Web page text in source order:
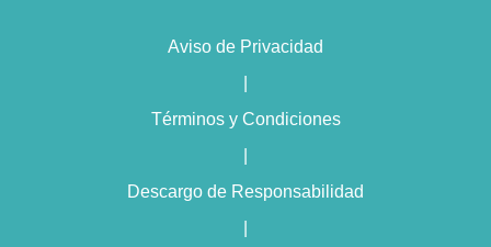
Psiquiatra con terapia cognitivo conductual en CDMX
Psiquiatra especialista en insomnio en CDMX
Psiquiatra experto en trastornos de personalidad en CDMX
Psiquiatra para trastornos alimenticios en CDMX
Aviso de Privacidad
Términos y Condiciones
Descargo de Responsabilidad